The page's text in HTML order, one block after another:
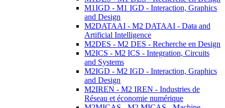
M1IGD - M1 IGD - Interaction, Graphics
and Design
M2DATAAI - M2 DATAAI - Data and
Artificial Intelligence
M2DES - M2 DES - Recherche en Design
M2ICS - M2 ICS - Integration, Circuits
and Systems
M2IGD - M2 IGD - Interaction, Graphics
and Design
M2IREN - M2 IREN - Industries de
Réseau et économie numérique